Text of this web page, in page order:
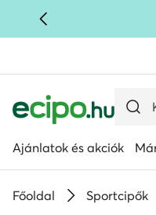
UGRÁS A FŐ
Ajánlatok és akciók
Főoldal Sportcipők